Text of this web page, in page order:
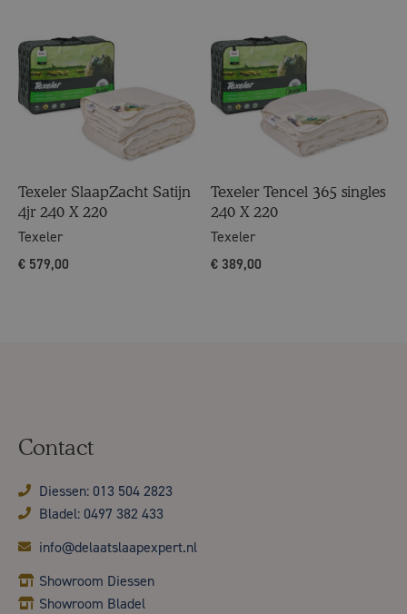
Texeler SlaapZacht Satijn
4jr 240 X 220
Texeler
€ 579,00
Texeler Tencel 365 singles
240 X 220
Texeler
€ 389,00
Contact
Diessen: 013 504 2823
Bladel: 0497 382 433
info@delaatslaapexpert.nl
Showroom Diessen
Showroom Bladel